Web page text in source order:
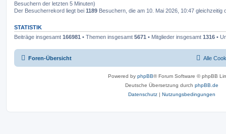
Besuchern der letzten 5 Minuten)
Der Besucherrekord liegt bei 1189 Besuchern, die am 10. Mai 2026, 10:47 gleichzeitig
STATISTIK
Beiträge insgesamt 166981 • Themen insgesamt 5671 • Mitglieder insgesamt 1316 •
Foren-Übersicht Alle
Powered by phpBB® Forum Software © phpBB
Deutsche Übersetzung durch phpBB.de
Datenschutz | Nutzungsbedingungen